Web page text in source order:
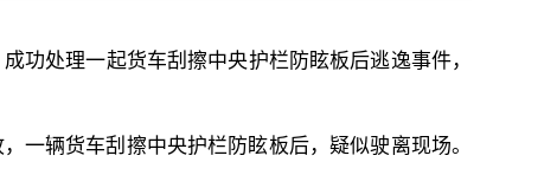
处理一起货车刮擦中央护栏防眩板后逃逸事件，
一辆货车刮擦中央护栏防眩板后，疑似驶离现场。